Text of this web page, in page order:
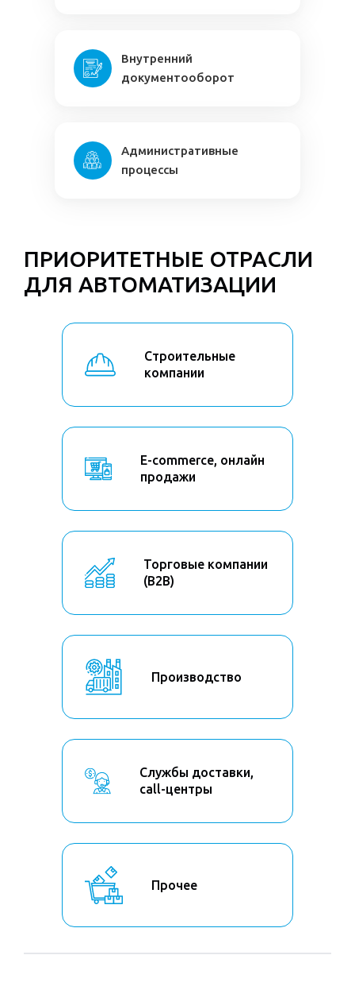
Внутренний
документооборот
Административные
процессы
ПРИОРИТЕТНЫЕ ОТРАСЛИ
ДЛЯ АВТОМАТИЗАЦИИ
Строительные
компании
E-commerce, онлайн
продажи
Торговые компании
(B2B)
Производство
Службы доставки,
call-центры
Прочее